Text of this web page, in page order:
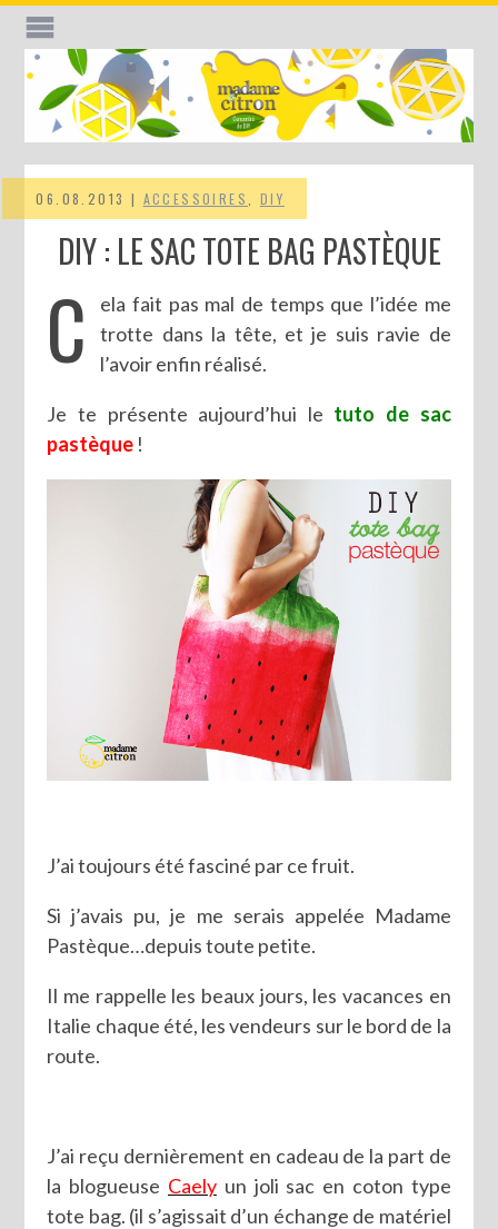
06.08.2013 | ACCESSOIRES DIY
DIY : LE SAC TOTE BAG PASTÈQUE
C
ela fait pas mal de temps que l’idée me
trotte dans la tête, et je suis ravie de
l’avoir enfin réalisé.
Je te présente aujourd’hui le tuto de sac
pastèque !
J’ai toujours été fasciné par ce fruit.
Si j’avais pu, je me serais appelée Madame
Pastèque…depuis toute petite.
Il me rappelle les beaux jours, les vacances en
Italie chaque été, les vendeurs sur le bord de la
route.
J’ai reçu dernièrement en cadeau de la part de
la blogueuse Caelyun joli sac en coton type
tote bag. (il s’agissait d’un échange de matériel